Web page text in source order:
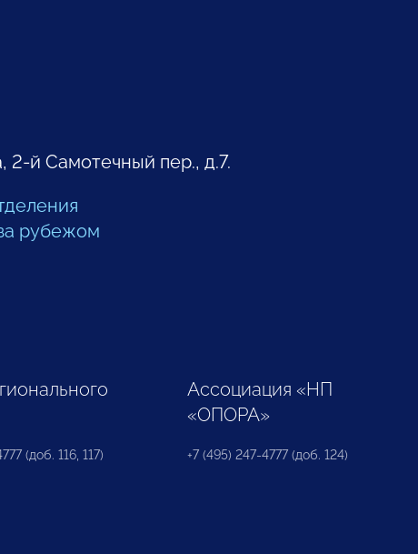
2-й Самотечный пер., д.7.
рубежом
(доб. 116, 117)
Ассоциация «НП
«ОПОРА»
+7 (495) 247-4777 (доб. 124)